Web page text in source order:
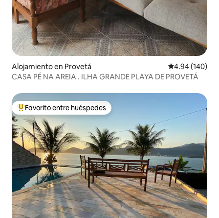
Alojamiento en Provetá Calificación
4.94 (140)
CASA PÉ NA AREIA . ILHA GRANDE PLAYA DE PROVETÁ
Favorito entre huéspedes preferido
Favorito entre huéspedes